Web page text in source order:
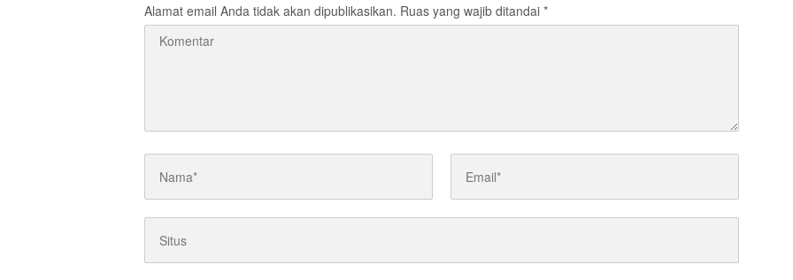
Alamat email Anda tidak akan dipublikasikan. Ruas yang wajib ditandai *